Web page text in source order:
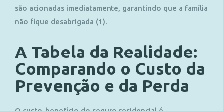
são acionadas imediatamente, garantindo que a família
não fique desabrigada (1).
A Tabela da Realidade:
Comparando o Custo da
Prevenção e da Perda